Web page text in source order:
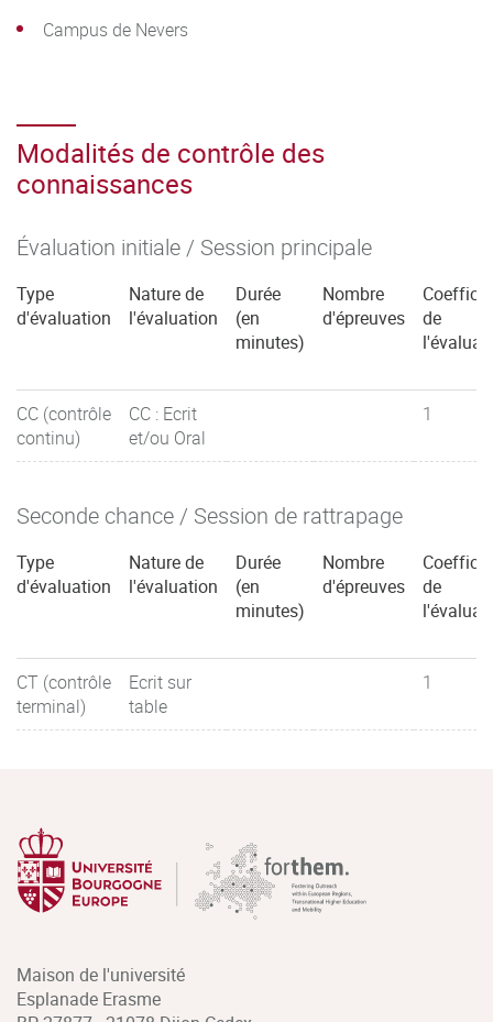
Campus de Nevers
Modalités de contrôle des
connaissances
Évaluation initiale / Session principale
Type
d'évaluation
Nature de
l'évaluation
Durée
(en
minutes)
Nombre
d'épreuves
de
CC (contrôle
continu)
CC : Ecrit
et/ou Oral
1
Seconde chance / Session de rattrapage
Type
d'évaluation
Nature de
l'évaluation
Durée
(en
minutes)
Nombre
d'épreuves
de
CT (contrôle
terminal)
Ecrit sur
table
1
Maison de l'université
Esplanade Erasme